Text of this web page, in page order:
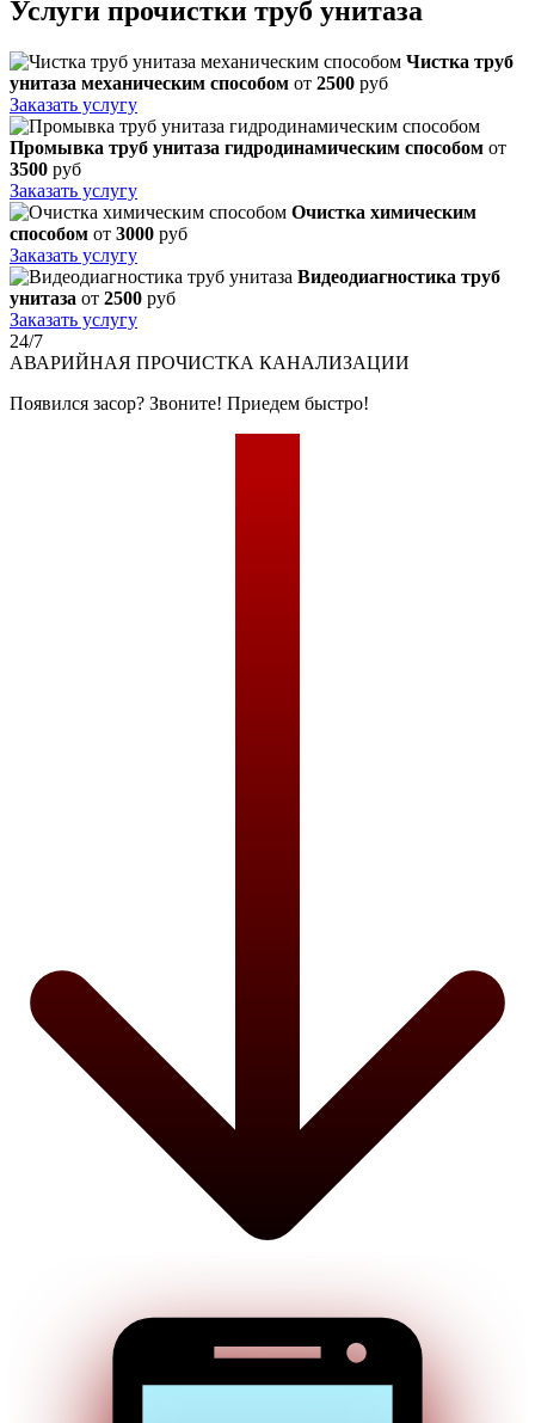
Услуги прочистки труб унитаза
Чистка труб
унитаза механическим способом от 2500 руб
Заказать услугу
Промывка труб унитаза гидродинамическим способом от
3500 руб
Заказать услугу
Очистка химическим
способом от 3000 руб
Заказать услугу
Видеодиагностика труб
унитаза от 2500 руб
Заказать услугу
24/7
АВАРИЙНАЯ ПРОЧИСТКА КАНАЛИЗАЦИИ
Появился засор? Звоните! Приедем быстро!